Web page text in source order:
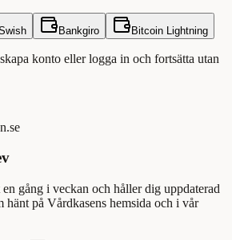
Bankgiro Bitcoin Lightning
konto eller logga in och fortsätta utan
gång i veckan och håller dig uppdaterad
hänt på Vårdkasens hemsida och i vår